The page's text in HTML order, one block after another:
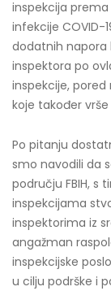
inspekcija
infekcije COVID-
dodatnih napora
inspektora po
inspekcije,
koje također
Po pitanju
smo navodili da
području FBIH, s
inspekcijama
inspektorima iz
angažman
inspekcijske
u cilju podrške i